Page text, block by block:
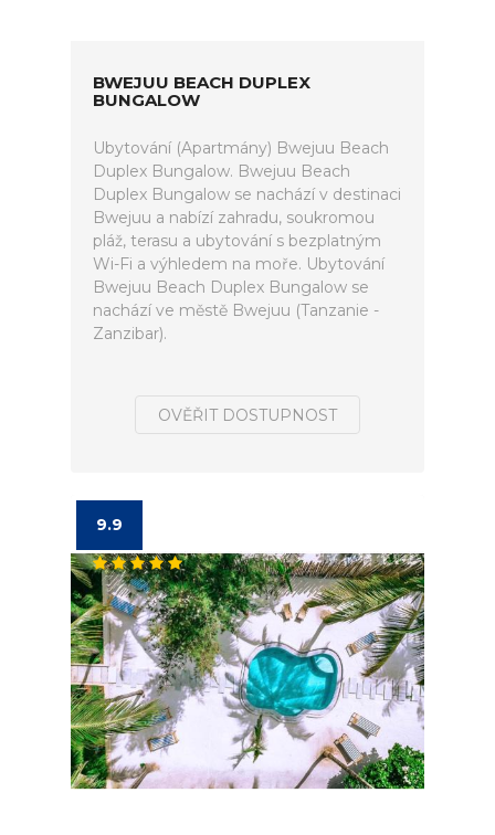
BWEJUU BEACH DUPLEX
BUNGALOW
Ubytování (Apartmány) Bwejuu Beach
Duplex Bungalow. Bwejuu Beach
Duplex Bungalow se nachází v destinaci
Bwejuu a nabízí zahradu, soukromou
pláž, terasu a ubytování s bezplatným
Wi-Fi a výhledem na moře. Ubytování
Bwejuu Beach Duplex Bungalow se
nachází ve městě Bwejuu (Tanzanie -
Zanzibar).
OVĚŘIT DOSTUPNOST
9.9